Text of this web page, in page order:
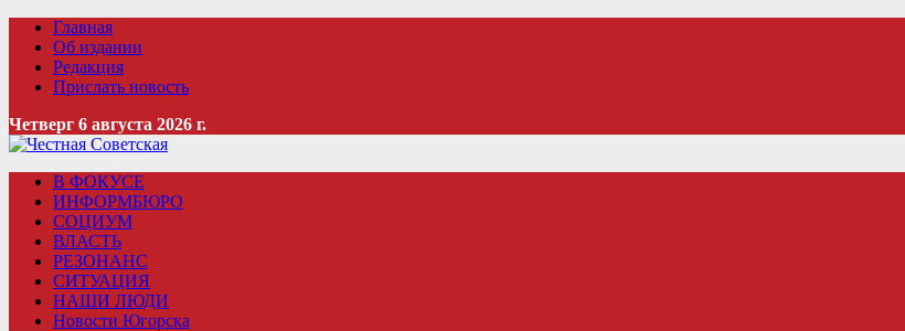
Главная
Об издании
Редакция
Прислать новость
Четверг 6 августа 2026 г.
В ФОКУСЕ
ИНФОРМБЮРО
СОЦИУМ
ВЛАСТЬ
РЕЗОНАНС
СИТУАЦИЯ
НАШИ ЛЮДИ
Новости Югорска